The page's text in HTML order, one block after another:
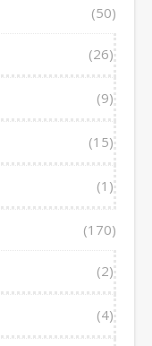
(50)
(26)
(9)
(15)
(1)
(170)
(2)
(4)